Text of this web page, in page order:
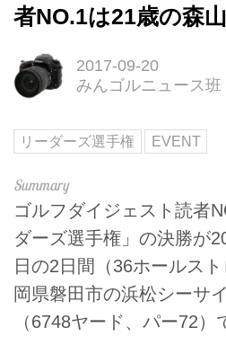
者NO.1は21歳の森
2017-09-20
みんゴルニュース班
リーダーズ選手権 EVENT
ゴルフダイジェスト読者
ダーズ選手権」の決勝が
日の2日間（36ホールス
岡県磐田市の浜松シーサ
（6748ヤード、パー72）